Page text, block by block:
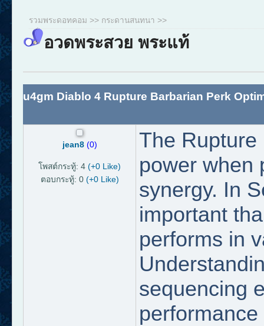
รวมพระดอทคอม >> กระดานสนทนา >>
อวดพระสวย พระแท้
u4gm Diablo 4 Rupture Barbarian Perk
jean8 (0)
โพสต์กระทู้: 4(+0 Like)
ตอบกระทู้: 0 (+0 Like)
The
power when
synergy. In
important
performs in
sequencing